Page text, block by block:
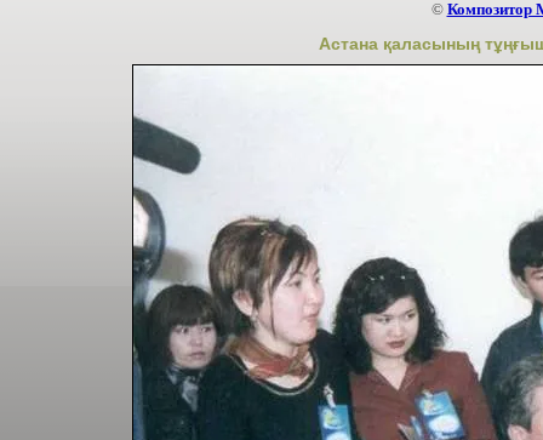
© Композитор
Астана қаласының